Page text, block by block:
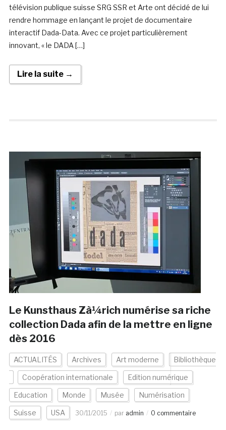
télévision publique suisse SRG SSR et Arte ont décidé de lui
rendre hommage en lançant le projet de documentaire
interactif Dada-Data. Avec ce projet particulièrement
innovant, « le DADA […]
Lire la suite →
Le Kunsthaus Zà¼rich numérise sa riche
collection Dada afin de la mettre en ligne
dès 2016
ACTUALITÉS Archives Art moderne Bibliothèque
Coopération internationale Edition numérique
Education Monde Musée Numérisation
Suisse USA 30/11/2015 par admin 0 commentaire